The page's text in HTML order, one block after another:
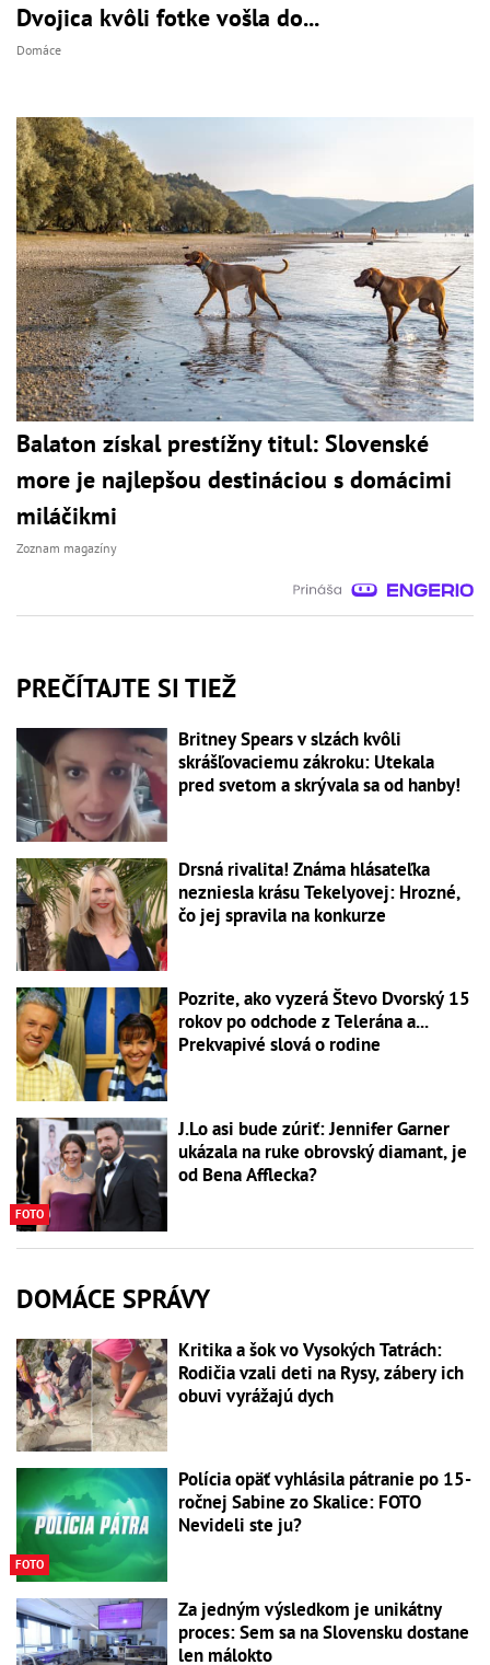
Dvojica kvôli fotke vošla do...
Domáce
Balaton získal prestížny titul: Slovenské
more je najlepšou destináciou s domácimi
miláčikmi
Zoznam magazíny
PREČÍTAJTE SI TIEŽ
Britney Spears v slzách kvôli
skrášľovaciemu zákroku: Utekala
pred svetom a skrývala sa od hanby!
Drsná rivalita! Známa hlásateľka
nezniesla krásu Tekelyovej: Hrozné,
čo jej spravila na konkurze
Pozrite, ako vyzerá Števo Dvorský 15
rokov po odchode z Telerána a...
Prekvapivé slová o rodine
FOTO
J.Lo asi bude zúriť: Jennifer Garner
ukázala na ruke obrovský diamant, je
od Bena Afflecka?
DOMÁCE SPRÁVY
Kritika a šok vo Vysokých Tatrách:
Rodičia vzali deti na Rysy, zábery ich
obuvi vyrážajú dych
FOTO
Polícia opäť vyhlásila pátranie po 15-
ročnej Sabine zo Skalice: FOTO
Nevideli ste ju?
Za jedným výsledkom je unikátny
proces: Sem sa na Slovensku dostane
len málokto